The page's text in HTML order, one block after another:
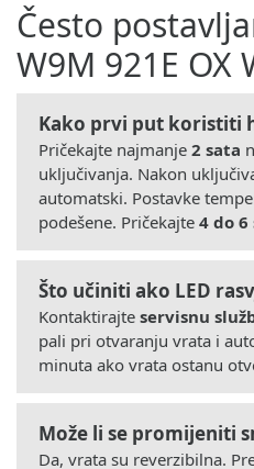
Često
W9M 921E OX
Kako prvi put koristiti
Pričekajte najmanje 2 sata
uključivanja. Nakon
automatski. Postavke
podešene. Pričekajte 4 do 6
Što učiniti ako LED
Kontaktirajte servisnu
pali pri otvaranju vrata i
minuta ako vrata ostanu
Može li se promijeniti
Da, vrata su reverzibilna.